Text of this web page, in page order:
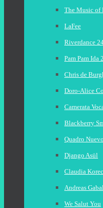
The Music of
LaFee
Riverdance
Pam Pam Ida
Chris de
Doro-Alice
Camerata
Blackberry
Quadro
Django Asül
Claudia
Andreas
We Salut You